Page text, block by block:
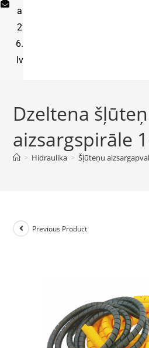
a
2
6.
lv
Dzeltena
aizsargspirāle
> Hidraulika > Šļūteņu
Previous Product